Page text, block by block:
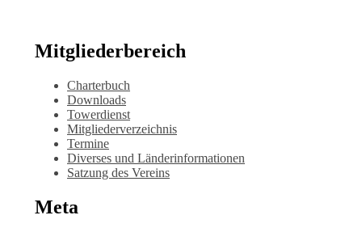
Mitgliederbereich
Charterbuch
Downloads
Towerdienst
Mitgliederverzeichnis
Termine
Diverses und Länderinformationen
Satzung des Vereins
Meta